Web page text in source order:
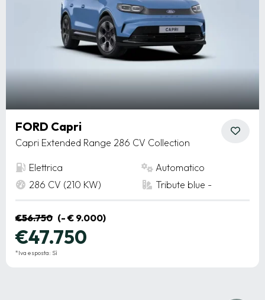
FORD Capri
Capri Extended Range 286 CV Collection
Elettrica
Automatico
286 CV (210 KW)
Tribute blue -
€56.750 (- € 9.000)
€47.750
*Iva esposta: Sì